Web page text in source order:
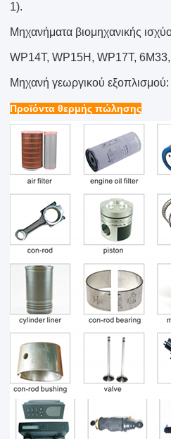
1).
Μηχανήματα βιομηχανικής
WP14T, WP15H, WP17T,
Μηχανή γεωργικού
Προϊόντα θερμής πώλησης